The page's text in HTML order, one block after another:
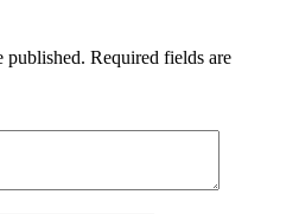
published. Required fields are